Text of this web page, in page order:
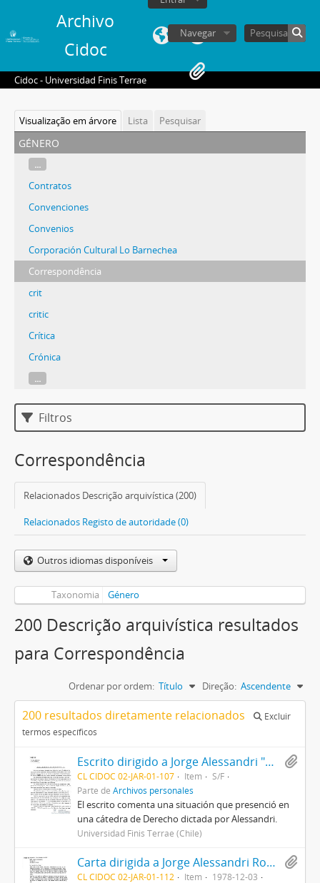
Archivo
Cidoc
Navegar
Cidoc - Universidad Finis Terrae
Visualização em árvore Lista Pesquisar
género
...
Contratos
Convenciones
Convenios
Corporación Cultural Lo Barnechea
Correspondência
crit
critic
Crítica
Crónica
...
Filtros
Correspondência
Relacionados Descrição arquivística (200)
Relacionados Registo de autoridade (0)
Outros idiomas disponíveis
Taxonomia Género
200 Descrição arquivística resultados
para Correspondência
Ordenar por ordem: Título Direção: Ascendente
200 resultados diretamente relacionados
Excluir
termos específicos
Escrito dirigido a Jorge Alessandri "Por la Anécdota a la Historia"
CL CIDOC 02-JAR-01-107 Item
S/F
Parte deArchivos personales
El escrito comenta una situación que presenció en
una cátedra de Derecho dictada por Alessandri.
Universidad Finis Terrae (Chile)
Carta dirigida a Jorge Alessandri Rodríguez firmada por Herbert Müller Puelma
CL CIDOC 02-JAR-01-112 Item
1978-12-03